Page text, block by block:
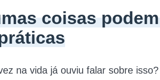
coisas
na vida já ouviu falar sobre